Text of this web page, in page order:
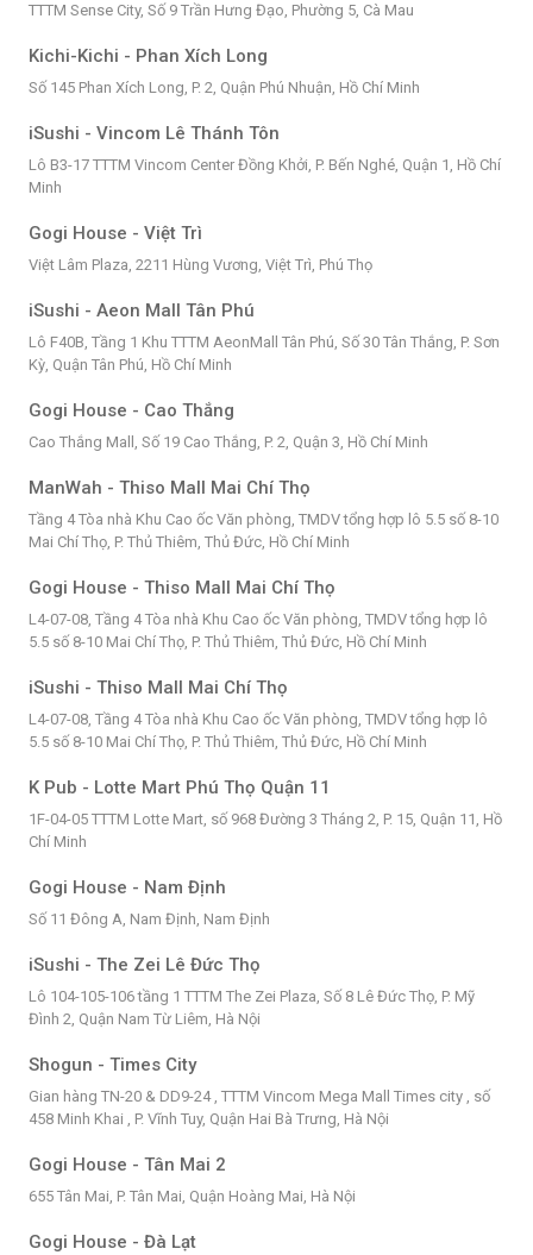
TTTM Sense City, Số 9 Trần Hưng Đạo, Phường 5, Cà Mau
Kichi-Kichi - Phan Xích Long
Số 145 Phan Xích Long, P. 2, Quận Phú Nhuận, Hồ Chí Minh
iSushi - Vincom Lê Thánh Tôn
Lô B3-17 TTTM Vincom Center Đồng Khởi, P. Bến Nghé, Quận 1, Hồ Chí
Minh
Gogi House - Việt Trì
Việt Lâm Plaza, 2211 Hùng Vương, Việt Trì, Phú Thọ
iSushi - Aeon Mall Tân Phú
Lô F40B, Tầng 1 Khu TTTM AeonMall Tân Phú, Số 30 Tân Thắng, P. Sơn
Kỳ, Quận Tân Phú, Hồ Chí Minh
Gogi House - Cao Thắng
Cao Thắng Mall, Số 19 Cao Thắng, P. 2, Quận 3, Hồ Chí Minh
ManWah - Thiso Mall Mai Chí Thọ
Tầng 4 Tòa nhà Khu Cao ốc Văn phòng, TMDV tổng hợp lô 5.5 số 8-10
Mai Chí Thọ, P. Thủ Thiêm, Thủ Đức, Hồ Chí Minh
Gogi House - Thiso Mall Mai Chí Thọ
L4-07-08, Tầng 4 Tòa nhà Khu Cao ốc Văn phòng, TMDV tổng hợp lô
5.5 số 8-10 Mai Chí Thọ, P. Thủ Thiêm, Thủ Đức, Hồ Chí Minh
iSushi - Thiso Mall Mai Chí Thọ
L4-07-08, Tầng 4 Tòa nhà Khu Cao ốc Văn phòng, TMDV tổng hợp lô
5.5 số 8-10 Mai Chí Thọ, P. Thủ Thiêm, Thủ Đức, Hồ Chí Minh
K Pub - Lotte Mart Phú Thọ Quận 11
1F-04-05 TTTM Lotte Mart, số 968 Đường 3 Tháng 2, P. 15, Quận 11, Hồ
Chí Minh
Gogi House - Nam Định
Số 11 Đông A, Nam Định, Nam Định
iSushi - The Zei Lê Đức Thọ
Lô 104-105-106 tầng 1 TTTM The Zei Plaza, Số 8 Lê Đức Thọ, P. Mỹ
Đình 2, Quận Nam Từ Liêm, Hà Nội
Shogun - Times City
Gian hàng TN-20 & DD9-24 , TTTM Vincom Mega Mall Times city , số
458 Minh Khai , P. Vĩnh Tuy, Quận Hai Bà Trưng, Hà Nội
Gogi House - Tân Mai 2
655 Tân Mai, P. Tân Mai, Quận Hoàng Mai, Hà Nội
Gogi House - Đà Lạt